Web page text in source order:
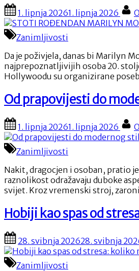
Posted
on
1. lipnja 20261. lipnja 2026
Zanimljivosti
Da je poživjela, danas bi Marilyn
najprepoznatljivijih osoba 20.
Hollywoodu su organizirane
Od prapovijesti do
Posted
on
1. lipnja 20261. lipnja 2026
Zanimljivosti
Nakit, dragocjen i osoban, pratio
raznolikost odražavaju duboke
svijet. Kroz vremenski stroj,
Hobiji kao spas od
Posted
on
28. svibnja 202628. svibnja
Zanimljivosti